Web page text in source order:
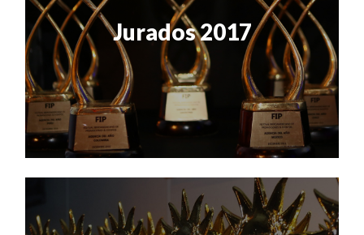
Jurados 2017